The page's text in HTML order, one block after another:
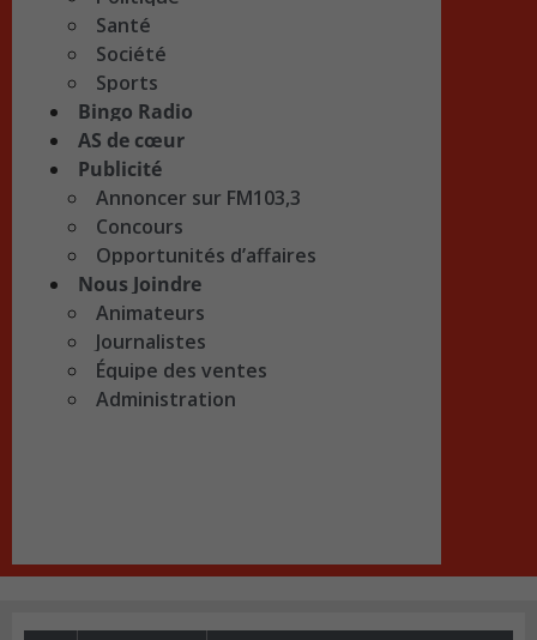
Santé
Société
Sports
Bingo Radio
AS de cœur
Publicité
Annoncer sur FM103,3
Concours
Opportunités d’affaires
Nous Joindre
Animateurs
Journalistes
Équipe des ventes
Administration